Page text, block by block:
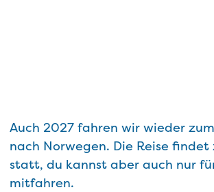
Auch 2027 fahren wir wieder
nach Norwegen. Die Reise findet
statt, du kannst aber auch nur
mitfahren.